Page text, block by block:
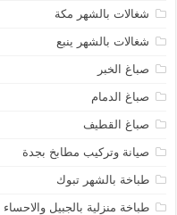
شغالات بالشهر مكة
شغالات بالشهر ينبع
صباغ الخبر
صباغ الدمام
صباغ القطيف
صيانة وتركيب مطابخ بجدة
طباخة بالشهر تبوك
طباخة منزلية بالجبيل والاحساء